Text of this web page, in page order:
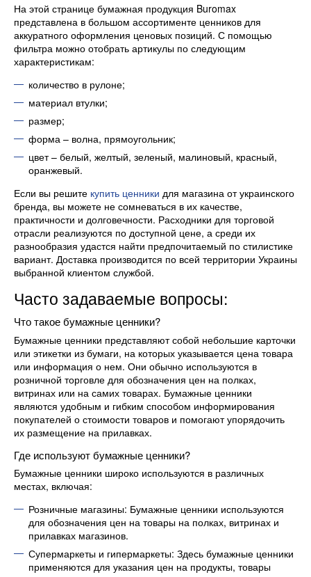
На этой странице бумажная продукция Buromax
представлена в большом ассортименте ценников для
аккуратного оформления ценовых позиций. С помощью
фильтра можно отобрать артикулы по следующим
характеристикам:
количество в рулоне;
материал втулки;
размер;
форма – волна, прямоугольник;
цвет – белый, желтый, зеленый, малиновый, красный,
оранжевый.
Если вы решите купить ценники для магазина от украинского
бренда, вы можете не сомневаться в их качестве,
практичности и долговечности. Расходники для торговой
отрасли реализуются по доступной цене, а среди их
разнообразия удастся найти предпочитаемый по стилистике
вариант. Доставка производится по всей территории Украины
выбранной клиентом службой.
Часто задаваемые вопросы:
Что такое бумажные ценники?
Бумажные ценники представляют собой небольшие карточки
или этикетки из бумаги, на которых указывается цена товара
или информация о нем. Они обычно используются в
розничной торговле для обозначения цен на полках,
витринах или на самих товарах. Бумажные ценники
являются удобным и гибким способом информирования
покупателей о стоимости товаров и помогают упорядочить
их размещение на прилавках.
Где используют бумажные ценники?
Бумажные ценники широко используются в различных
местах, включая:
Розничные магазины: Бумажные ценники используются
для обозначения цен на товары на полках, витринах и
прилавках магазинов.
Супермаркеты и гипермаркеты: Здесь бумажные ценники
применяются для указания цен на продукты, товары